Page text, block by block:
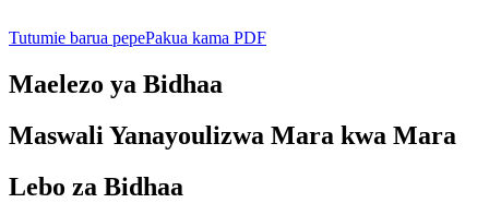
Tutumie barua pepePakua kama PDF
Maelezo ya Bidhaa
Maswali Yanayoulizwa Mara kwa Mara
Lebo za Bidhaa